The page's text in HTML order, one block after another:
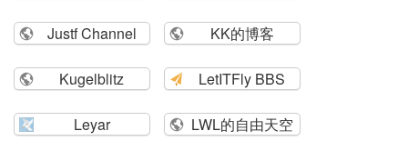
Justf Channel KK的博客
Kugelblitz LetITFly BBS
Leyar LWL的自由天空